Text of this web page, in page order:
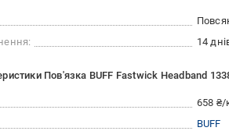
14
Пов'язка BUFF Fastwick Headband
658
BUFF